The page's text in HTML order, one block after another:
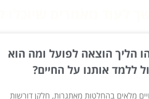
הליך הוצאה לפועל ומה הוא
ללמד אותנו על החיים?
מלאים בהחלטות מאתגרות, חלקן דורשות